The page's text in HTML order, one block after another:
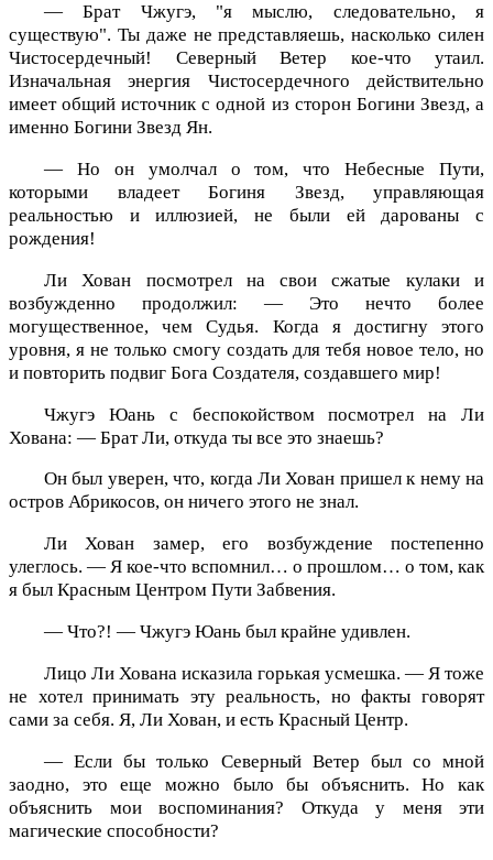
— Брат Чжугэ, "я мыслю, следовательно, я
существую". Ты даже не представляешь, насколько силен
Чистосердечный! Северный Ветер кое-что утаил.
Изначальная энергия Чистосердечного действительно
имеет общий источник с одной из сторон Богини Звезд, а
именно Богини Звезд Ян.
— Но он умолчал о том, что Небесные Пути,
которыми владеет Богиня Звезд, управляющая
реальностью и иллюзией, не были ей дарованы с
рождения!
Ли Хован посмотрел на свои сжатые кулаки и
возбужденно продолжил: — Это нечто более
могущественное, чем Судья. Когда я достигну этого
уровня, я не только смогу создать для тебя новое тело, но
и повторить подвиг Бога Создателя, создавшего мир!
Чжугэ Юань с беспокойством посмотрел на Ли
Хована: — Брат Ли, откуда ты все это знаешь?
Он был уверен, что, когда Ли Хован пришел к нему на
остров Абрикосов, он ничего этого не знал.
Ли Хован замер, его возбуждение постепенно
улеглось. — Я кое-что вспомнил… о прошлом… о том, как
я был Красным Центром Пути Забвения.
— Что?! — Чжугэ Юань был крайне удивлен.
Лицо Ли Хована исказила горькая усмешка. — Я тоже
не хотел принимать эту реальность, но факты говорят
сами за себя. Я, Ли Хован, и есть Красный Центр.
— Если бы только Северный Ветер был со мной
заодно, это еще можно было бы объяснить. Но как
объяснить мои воспоминания? Откуда у меня эти
магические способности?